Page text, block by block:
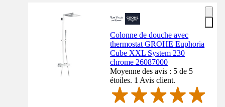
Colonne de douche avec
thermostat GROHE Euphoria
Cube XXL System 230
chrome 26087000
Moyenne des avis : 5 de 5
étoiles. 1 Avis client.